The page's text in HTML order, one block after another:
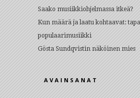
Saako musiikkiohjelmassa itkeä?
Kun määrä ja laatu kohtaavat:
populaarimusiikki
Gösta Sundqvistin näköinen mies
AVAINSANAT